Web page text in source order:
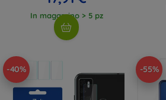
In magazzino > 5 pz
-40% -55%